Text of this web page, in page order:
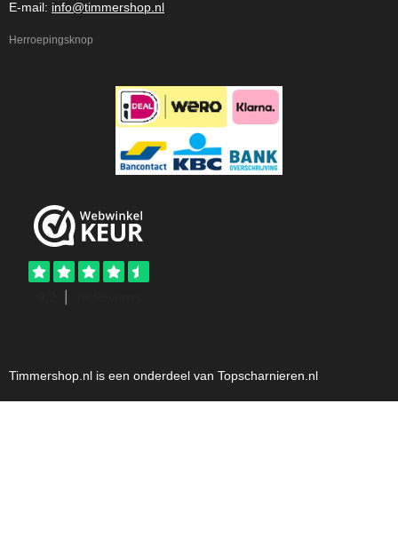
E-mail: info@timmershop.nl
Herroepingsknop
Timmershop.nl is een onderdeel van Topscharnieren.nl